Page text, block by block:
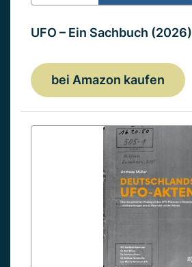
UFO – Ein Sachbuch (2026)
bei Amazon kaufen